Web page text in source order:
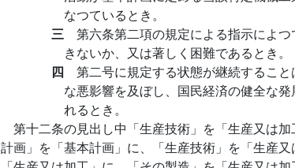
なつているとき。
三 第六条第二項の規定による指示によ
きないか、又は著しく困難であるとき。
四 第二号に規定する状態が継続するこ
な悪影響を及ぼし、国民経済の健全な
れるとき。
第十二条の見出し中「生産技術」を「生産又は
計画」を「基本計画」に、「生産技術」を「生産